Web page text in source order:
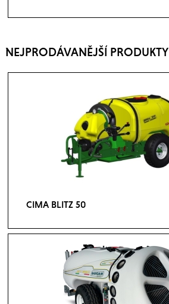
NEJPRODÁVANĚJŠÍ PRODUKTY
CIMA BLITZ 50